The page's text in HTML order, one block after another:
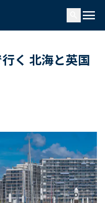
menu
く 北海と英国